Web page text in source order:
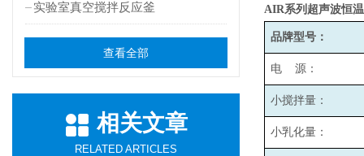
实验室真空搅拌反应釜
查看全部
相关文章
RELATED ARTICLES
AIR系列超声波恒
品牌型号：
电 源：
小搅拌量：
小乳化量：